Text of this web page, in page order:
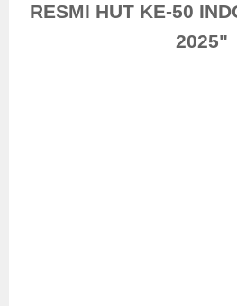
RESMI HUT KE-50
2025"